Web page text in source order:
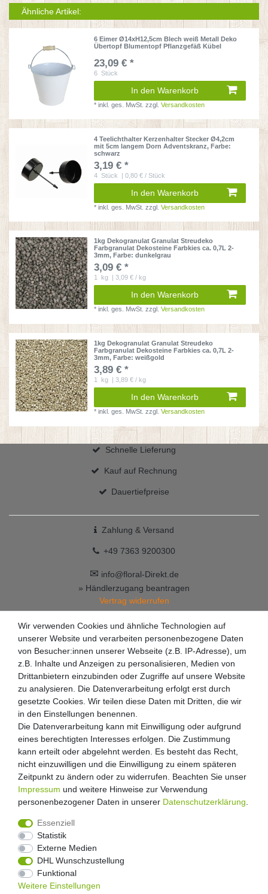
Ähnliche Artikel:
6 Eimer Ø14xH12,5cm Blech weiß Metall Deko
Übertopf Blumentopf Pflanzgefäß Kübel
23,09 € *
6 Stück
In den Warenkorb
*inkl. ges. MwSt. zzgl.Versandkosten
4 Teelichthalter Kerzenhalter Stecker Ø4,2cm
mit 5cm langem Dorn Adventskranz, Farbe:
schwarz
3,19 € *
4 Stück | 0,80 € / Stück
In den Warenkorb
*inkl. ges. MwSt. zzgl.Versandkosten
1kg Dekogranulat Granulat Streudeko
Farbgranulat Dekosteine Farbkies ca. 0,7L 2-
3mm, Farbe: dunkelgrau
3,09 € *
1 kg | 3,09 € / kg
In den Warenkorb
*inkl. ges. MwSt. zzgl.Versandkosten
1kg Dekogranulat Granulat Streudeko
Farbgranulat Dekosteine Farbkies ca. 0,7L 2-
3mm, Farbe: weißgold
3,89 € *
1 kg | 3,89 € / kg
In den Warenkorb
*inkl. ges. MwSt. zzgl.Versandkosten
Schnelle Lieferung
Kauf auf Rechnung
Dauertiefpreise
Zahlung & Versand
+49 7363 9200300
✉ info@floral-Direkt.de
» Händlerzugang beantragen
Vertrag widerrufen
Widerrufs­recht Widerrufs­formular
Wir verwenden Cookies und ähnliche Technologien auf
unserer Website und verarbeiten personenbezogene Daten
von Besucher:innen unserer Webseite (z.B. IP-Adresse), um
z.B. Inhalte und Anzeigen zu personalisieren, Medien von
Drittanbietern einzubinden oder Zugriffe auf unsere Website
zu analysieren. Die Datenverarbeitung erfolgt erst durch
gesetzte Cookies. Wir teilen diese Daten mit Dritten, die wir
in den Einstellungen benennen.
Die Datenverarbeitung kann mit Einwilligung oder aufgrund
eines berechtigten Interesses erfolgen. Die Zustimmung
kann erteilt oder abgelehnt werden. Es besteht das Recht,
nicht einzuwilligen und die Einwilligung zu einem späteren
Zeitpunkt zu ändern oder zu widerrufen. Beachten Sie unser
Impressum und weitere Hinweise zur Verwendung
personenbezogener Daten in unserer Daten­schutz­erklärung
Essenziell
Statistik
Externe Medien
DHL Wunschzustellung
Funktional
Weitere Einstellungen